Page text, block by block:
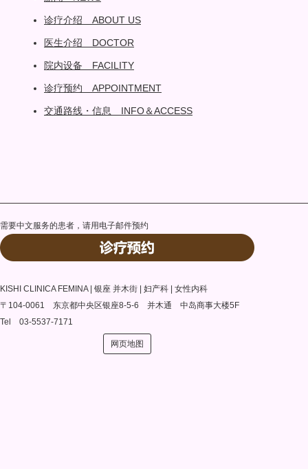
诊疗介绍 ABOUT US
医生介绍 DOCTOR
院内设备 FACILITY
诊疗预约 APPOINTMENT
交通路线・信息 INFO＆ACCESS
需要中文服务的患者，请用电子邮件预约
KISHI CLINICA FEMINA | 银座 并木街 | 妇产科 | 女性内科
〒104-0061 东京都中央区银座8-5-6 并木通 中岛商事大楼5F
Tel 03-5537-7171
网页地图